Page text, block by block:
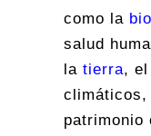
como la
salud
la tierra, el
climáticos,
patrimonio